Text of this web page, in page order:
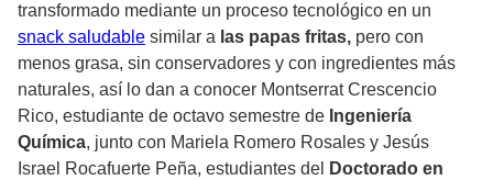
transformado mediante un proceso tecnológico en un
snack saludable similar a las papas fritas, pero con
menos grasa, sin conservadores y con ingredientes más
naturales, así lo dan a conocer Montserrat Crescencio
Rico, estudiante de octavo semestre de Ingeniería
Química, junto con Mariela Romero Rosales y Jesús
Israel Rocafuerte Peña, estudiantes del
Doctorado en